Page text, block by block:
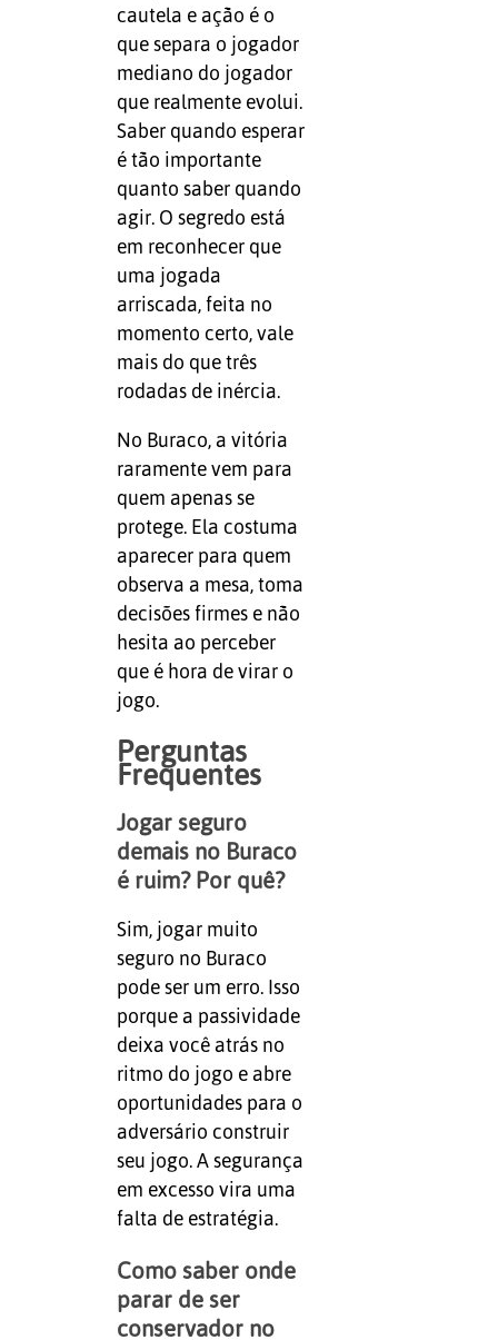
cautela e ação é o
que separa o jogador
mediano do jogador
que realmente evolui.
Saber quando esperar
é tão importante
quanto saber quando
agir. O segredo está
em reconhecer que
uma jogada
arriscada, feita no
momento certo, vale
mais do que três
rodadas de inércia.
No Buraco, a vitória
raramente vem para
quem apenas se
protege. Ela costuma
aparecer para quem
observa a mesa, toma
decisões firmes e não
hesita ao perceber
que é hora de virar o
jogo.
Perguntas
Frequentes
Jogar seguro
demais no Buraco
é ruim? Por quê?
Sim, jogar muito
seguro no Buraco
pode ser um erro. Isso
porque a passividade
deixa você atrás no
ritmo do jogo e abre
oportunidades para o
adversário construir
seu jogo. A segurança
em excesso vira uma
falta de estratégia.
Como saber onde
parar de ser
conservador no